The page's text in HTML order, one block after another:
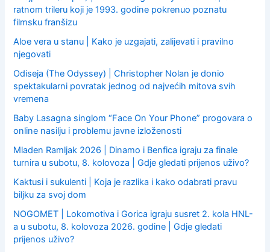
ratnom trileru koji je 1993. godine pokrenuo poznatu
filmsku franšizu
Aloe vera u stanu | Kako je uzgajati, zalijevati i pravilno
njegovati
Odiseja (The Odyssey) | Christopher Nolan je donio
spektakularni povratak jednog od najvećih mitova svih
vremena
Baby Lasagna singlom “Face On Your Phone” progovara o
online nasilju i problemu javne izloženosti
Mladen Ramljak 2026 | Dinamo i Benfica igraju za finale
turnira u subotu, 8. kolovoza | Gdje gledati prijenos uživo?
Kaktusi i sukulenti | Koja je razlika i kako odabrati pravu
biljku za svoj dom
NOGOMET | Lokomotiva i Gorica igraju susret 2. kola HNL-
a u subotu, 8. kolovoza 2026. godine | Gdje gledati
prijenos uživo?